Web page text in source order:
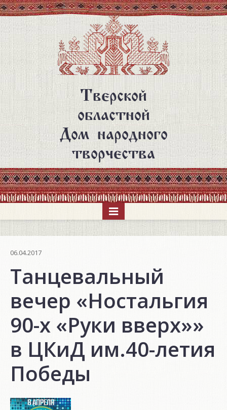
Перейти
к
основному
содержанию
Тверской
областной
Дом народного
творчества
06.04.2017
Танцевальный
вечер «Ностальгия
90-х «Руки вверх»»
в ЦКиД им.40-летия
Победы